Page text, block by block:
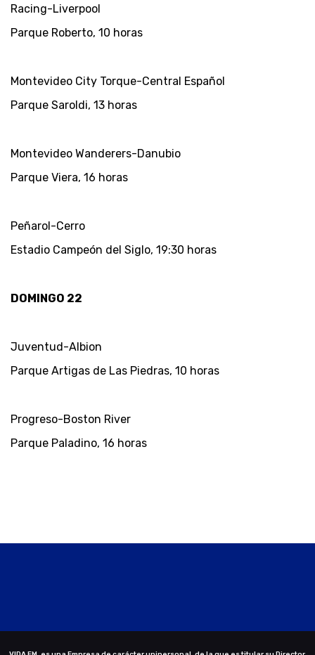
Racing-Liverpool
Parque Roberto, 10 horas
Montevideo City Torque-Central Español
Parque Saroldi, 13 horas
Montevideo Wanderers-Danubio
Parque Viera, 16 horas
Peñarol-Cerro
Estadio Campeón del Siglo, 19:30 horas
DOMINGO 22
Juventud-Albion
Parque Artigas de Las Piedras, 10 horas
Progreso-Boston River
Parque Paladino, 16 horas